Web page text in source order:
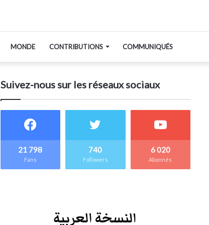
MONDE CONTRIBUTIONS COMMUNIQUÉS
Suivez-nous sur les réseaux sociaux
21 798
Fans
740
Followers
6 020
Abonnés